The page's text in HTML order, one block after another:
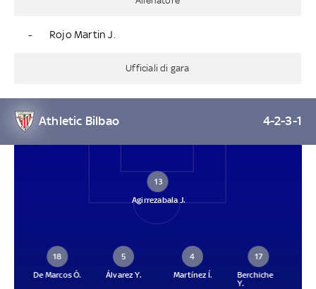
- Rojo Martin J.
Ufficiali di gara
Athletic Bilbao 4-2-3-1
13
Agirrezabala J.
18
De Marcos Ó.
5
Álvarez Y.
4
Martínez Í.
17
Berchiche
Y.